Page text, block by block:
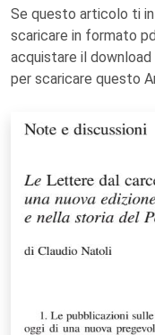
Se questo articolo ti
scaricare in formato
acquistare il
per scaricare questo